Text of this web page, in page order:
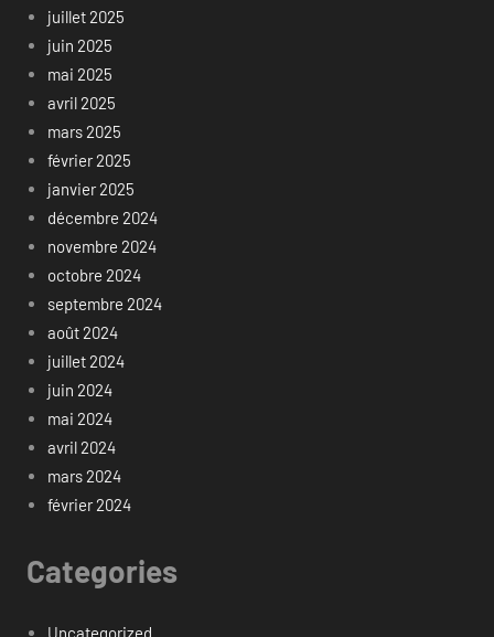
juillet 2025
juin 2025
mai 2025
avril 2025
mars 2025
février 2025
janvier 2025
décembre 2024
novembre 2024
octobre 2024
septembre 2024
août 2024
juillet 2024
juin 2024
mai 2024
avril 2024
mars 2024
février 2024
Categories
Uncategorized